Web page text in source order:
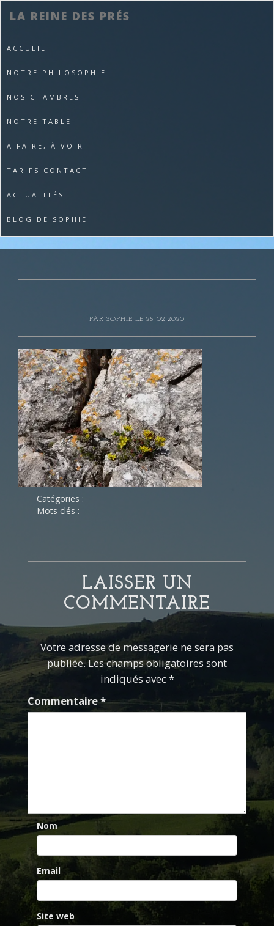
LA REINE DES PRÉS
ACCUEIL
NOTRE PHILOSOPHIE
NOS CHAMBRES
NOTRE TABLE
A FAIRE, À VOIR
TARIFS CONTACT
ACTUALITÉS
BLOG DE SOPHIE
PAR SOPHIE LE 25-02-2020
Catégories :
Mots clés :
LAISSER UN
COMMENTAIRE
Votre adresse de messagerie ne sera pas
publiée. Les champs obligatoires sont
indiqués avec *
Commentaire*
Nom
Email
Site web